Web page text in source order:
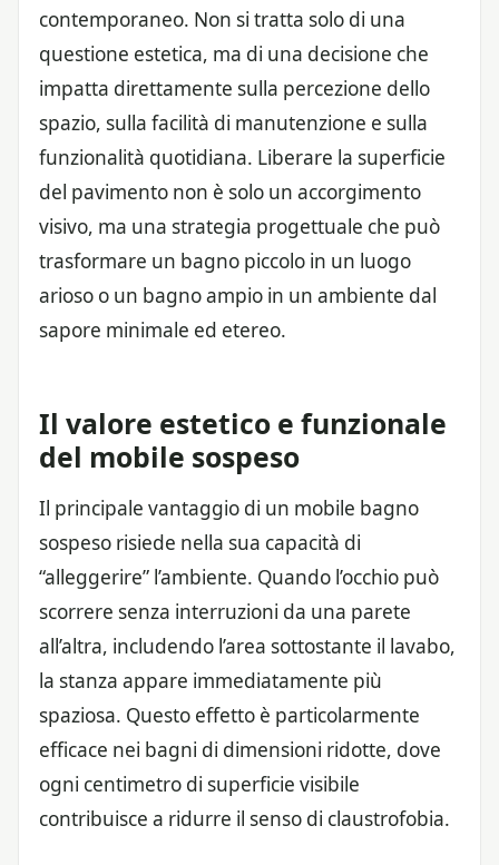
contemporaneo. Non si tratta solo di una
questione estetica, ma di una decisione che
impatta direttamente sulla percezione dello
spazio, sulla facilità di manutenzione e sulla
funzionalità quotidiana. Liberare la superficie
del pavimento non è solo un accorgimento
visivo, ma una strategia progettuale che può
trasformare un bagno piccolo in un luogo
arioso o un bagno ampio in un ambiente dal
sapore minimale ed etereo.
Il valore estetico e funzionale
del mobile sospeso
Il principale vantaggio di un mobile bagno
sospeso risiede nella sua capacità di
“alleggerire” l’ambiente. Quando l’occhio può
scorrere senza interruzioni da una parete
all’altra, includendo l’area sottostante il lavabo,
la stanza appare immediatamente più
spaziosa. Questo effetto è particolarmente
efficace nei bagni di dimensioni ridotte, dove
ogni centimetro di superficie visibile
contribuisce a ridurre il senso di claustrofobia.